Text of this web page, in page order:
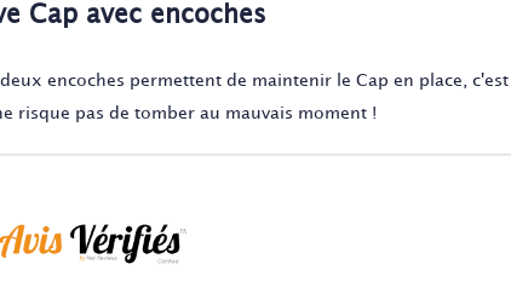
Cap avec encoches
encoches permettent de maintenir le Cap en place,
risque pas de tomber au mauvais moment !